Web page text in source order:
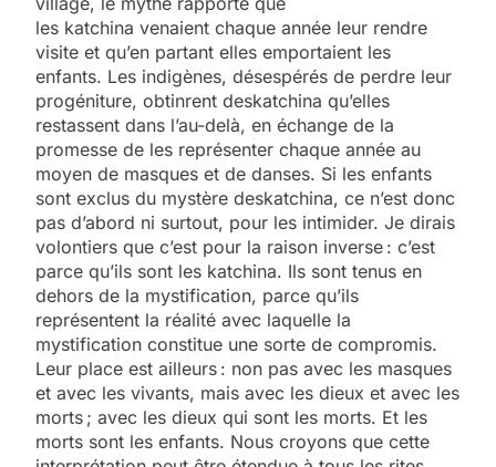
les katchina venaient chaque année leur rendre
visite et qu’en partant elles emportaient les
enfants. Les indigènes, désespérés de perdre leur
progéniture, obtinrent deskatchina qu’elles
restassent dans l’au-delà, en échange de la
promesse de les représenter chaque année au
moyen de masques et de danses. Si les enfants
sont exclus du mystère deskatchina, ce n’est donc
pas d’abord ni surtout, pour les intimider. Je dirais
volontiers que c’est pour la raison inverse : c’est
parce qu’ils sont les katchina. Ils sont tenus en
dehors de la mystification, parce qu’ils
représentent la réalité avec laquelle la
mystification constitue une sorte de compromis.
Leur place est ailleurs : non pas avec les masques
et avec les vivants, mais avec les dieux et avec les
morts ; avec les dieux qui sont les morts. Et les
morts sont les enfants. Nous croyons que cette